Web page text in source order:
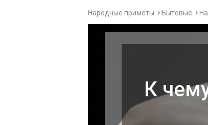
Народные приметы Бытовые
К